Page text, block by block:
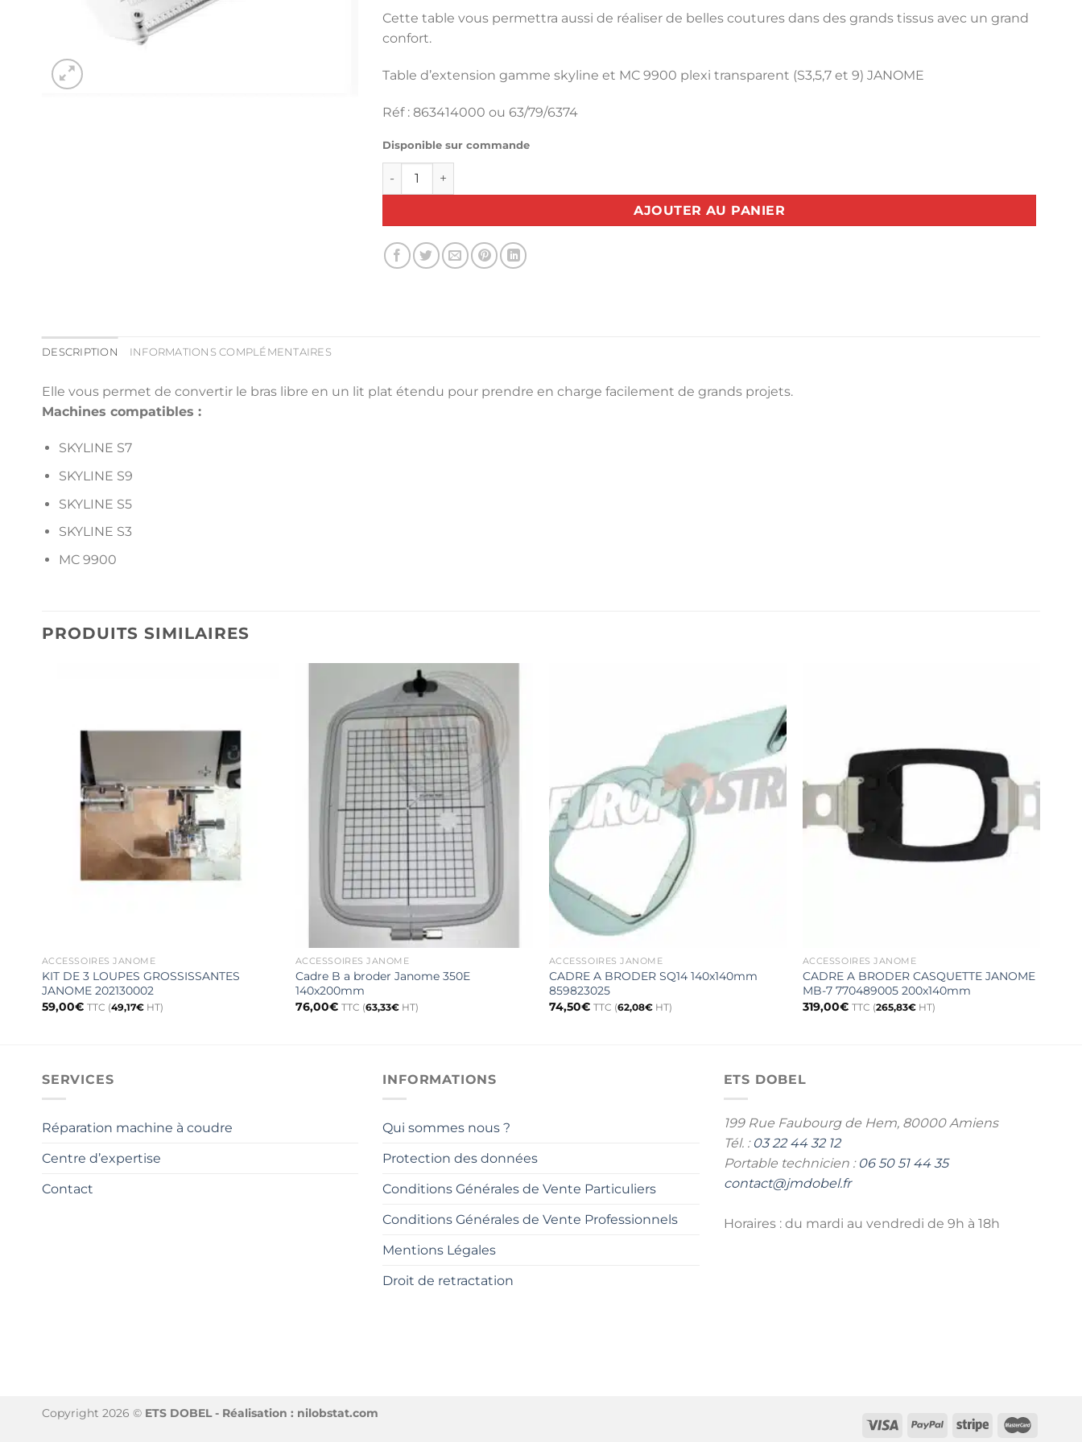
Cette table vous permettra aussi de réaliser de belles coutures dans des grands tissus avec un grand
confort.
Table d’extension gamme skyline et MC 9900 plexi transparent (S3,5,7 et 9) JANOME
Réf : 863414000 ou 63/79/6374
Disponible sur commande
quantité de Table d'extension gamme skyline et MC 9900 JANOME
AJOUTER AU PANIER
DESCRIPTION INFORMATIONS COMPLÉMENTAIRES
Elle vous permet de convertir le bras libre en un lit plat étendu pour prendre en charge facilement de grands projets.
Machines compatibles :
SKYLINE S7
SKYLINE S9
SKYLINE S5
SKYLINE S3
MC 9900
PRODUITS SIMILAIRES
ACCESSOIRES JANOME
KIT DE 3 LOUPES GROSSISSANTES
JANOME 202130002
59,00€ TTC (49,17€HT)
ACCESSOIRES JANOME
Cadre B a broder Janome 350E
140x200mm
76,00€ TTC (63,33€HT)
ACCESSOIRES JANOME
CADRE A BRODER SQ14 140x140mm
859823025
74,50€ TTC (62,08€HT)
ACCESSOIRES JANOME
CADRE A BRODER CASQUETTE JANOME
MB-7 770489005 200x140mm
319,00€ TTC (265,83€HT)
SERVICES
Réparation machine à coudre
Centre d’expertise
Contact
INFORMATIONS
Qui sommes nous ?
Protection des données
Conditions Générales de Vente Particuliers
Conditions Générales de Vente Professionnels
Mentions Légales
Droit de retractation
ETS DOBEL
199 Rue Faubourg de Hem, 80000 Amiens
Tél. : 03 22 44 32 12
Portable technicien : 06 50 51 44 35
contact@jmdobel.fr
Horaires : du mardi au vendredi de 9h à 18h
Copyright 2026 © ETS DOBEL - Réalisation : nilobstat.com